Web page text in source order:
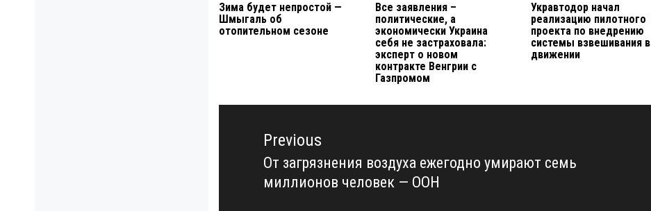
Зима будет непростой —
Шмыгаль об
отопительном сезоне
Все заявления –
политические, а
экономически Украина
себя не застраховала:
эксперт о новом
контракте Венгрии с
Газпромом
Укравтодор начал
реализацию пилотного
проекта по внедрению
системы взвешивания в
движении
Навигация
записямPrevious
Previous
post:
От загрязнения воздуха ежегодно умирают семь
миллионов человек — ООН